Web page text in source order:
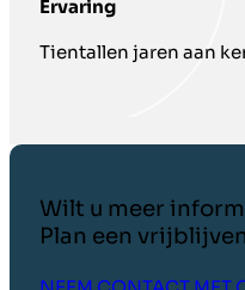
Ervaring
Tientallen jaren aan
Wilt u meer
Plan een